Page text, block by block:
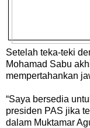
Setelah teka-teki
Mohamad Sabu
mempertahankan
“Saya bersedia
presiden PAS jika
dalam Muktamar